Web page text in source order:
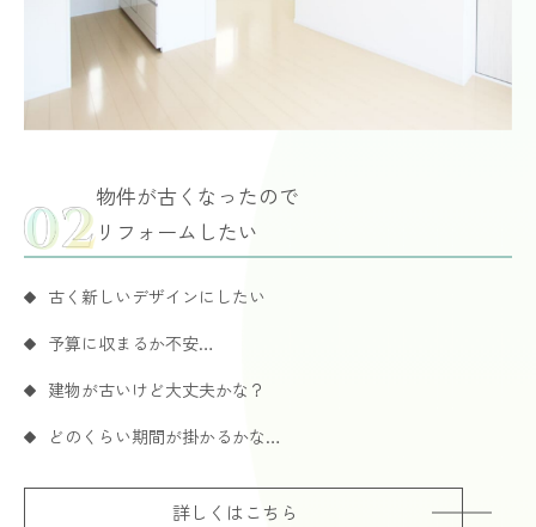
物件が古くなったので
リフォームしたい
古く新しいデザインにしたい
予算に収まるか不安…
建物が古いけど大丈夫かな？
どのくらい期間が掛かるかな…
詳しくはこちら